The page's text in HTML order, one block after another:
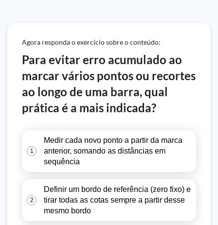
Agora responda o exercício sobre o conteúdo:
Para evitar erro acumulado ao
marcar vários pontos ou recortes
ao longo de uma barra, qual
prática é a mais indicada?
1
Medir cada novo ponto a partir da marca
anterior, somando as distâncias em
sequência
2
Definir um bordo de referência (zero fixo) e
tirar todas as cotas sempre a partir desse
mesmo bordo